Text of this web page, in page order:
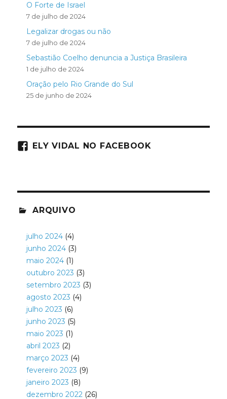
O Forte de Israel
7 de julho de 2024
Legalizar drogas ou não
7 de julho de 2024
Sebastião Coelho denuncia a Justiça Brasileira
1 de julho de 2024
Oração pelo Rio Grande do Sul
25 de junho de 2024
ELY VIDAL NO FACEBOOK
ARQUIVO
julho 2024(4)
junho 2024(3)
maio 2024(1)
outubro 2023 (3)
setembro 2023 (3)
agosto 2023 (4)
julho 2023 (6)
junho 2023 (5)
maio 2023 (1)
abril 2023 (2)
março 2023 (4)
fevereiro 2023 (9)
janeiro 2023 (8)
dezembro 2022(26)